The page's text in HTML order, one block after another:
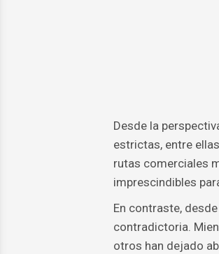
Desde la
estrictas, entre
rutas comerciales
imprescindibles
En contraste,
contradictoria.
otros han dejado